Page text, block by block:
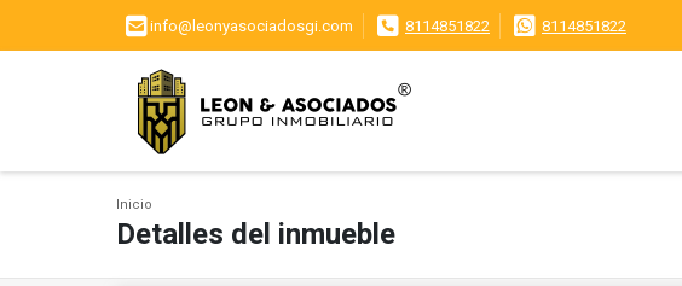
info@leonyasociadosgi.com 8114851822 8114851822
Inicio
Detalles del inmueble